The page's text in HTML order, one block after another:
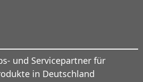
und Servicepartner für
in Deutschland